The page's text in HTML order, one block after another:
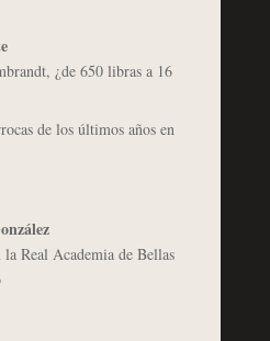
¿de 650 libras a 16
de los últimos años en
la Real Academia de Bellas